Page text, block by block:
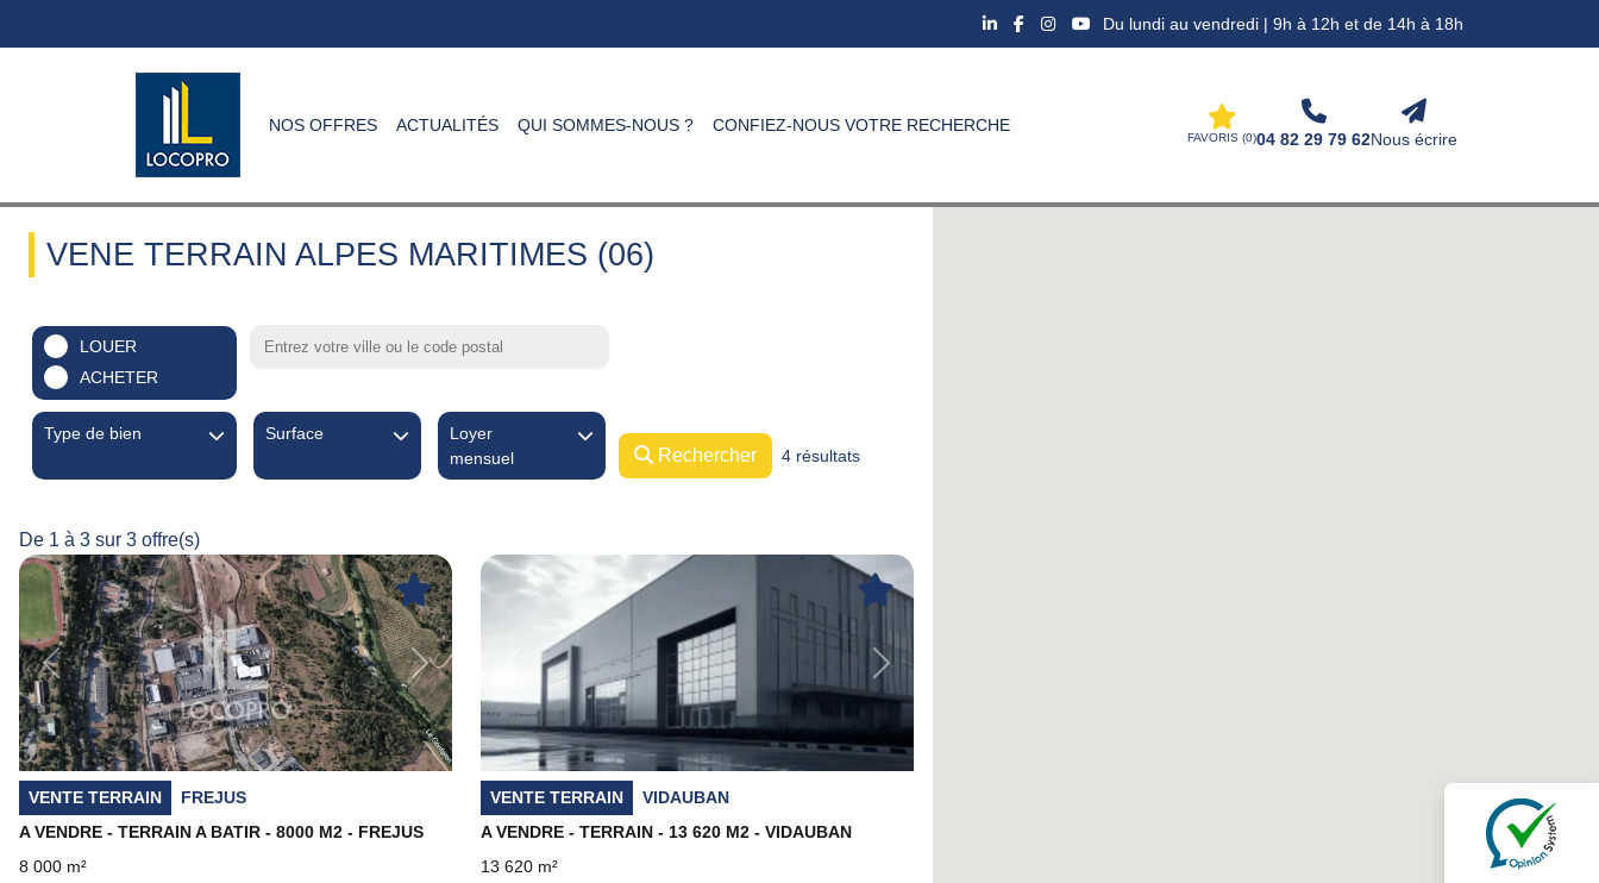
Du lundi au vendredi | 9h à 12h et de 14h à 18h
NOS OFFRES ACTUALITÉS QUI SOMMES-NOUS ? CONFIEZ-NOUS VOTRE RECHERCHE
FAVORIS (0)04 82 29 79 62Nous écrire
VENE TERRAIN ALPES MARITIMES (06)
Type de bien Surface
LOUER
ACHETER
Loyer
mensuel
Rechercher 4 résultats
De 1 à 3 sur 3 offre(s)
Previous Next
VENTE TERRAIN
FREJUS
A VENDRE - TERRAIN A BATIR - 8000 M2 - FREJUS
8 000 m²
Previous Next
VENTE TERRAIN
VIDAUBAN
A VENDRE - TERRAIN - 13 620 M2 - VIDAUBAN
13 620 m²